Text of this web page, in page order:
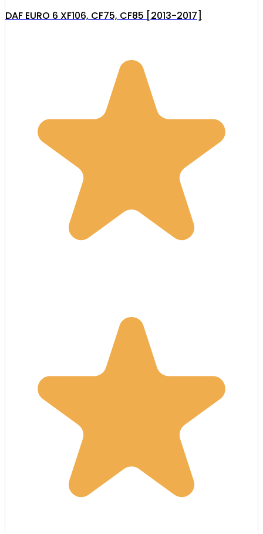
DAF EURO 6 XF106, CF75, CF85 [2013-2017]